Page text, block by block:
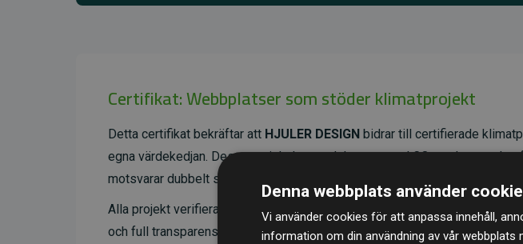
Certifikat: Webbplatser som stöder klimatprojekt
Detta certifikat bekräftar att HJULER DESIGN bidrar till certifierade
egna värdekedjan. Dessa projekt har en dokumenterad CO₂-reducerande
motsvarar dubbelt så mycket CO₂ som webbplatsens beräknade utsläpp.
Alla projekt verifieras genom Gold Standard
, vilket säkerställer hög
och full transparens. Du kan läsa mer om de specifika projektenhär.
Denna webbplats använder
Vi använder cookies för att anpassa innehåll,
information om din användning av vår